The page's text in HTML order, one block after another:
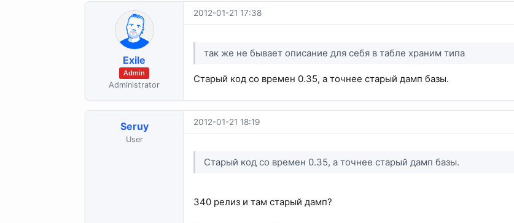
Exile
Admin
Administrator
2012-01-21 17:38
так же не бывает описание для себя в табле храним типа
Старый код со времен 0.35, а точнее старый дамп базы.
Seruy
User
2012-01-21 18:19
Старый код со времен 0.35, а точнее старый дамп базы.
340 релиз и там старый дамп?